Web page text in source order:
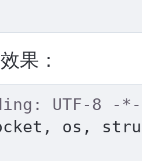
果：
UTF-8 -*-
os,